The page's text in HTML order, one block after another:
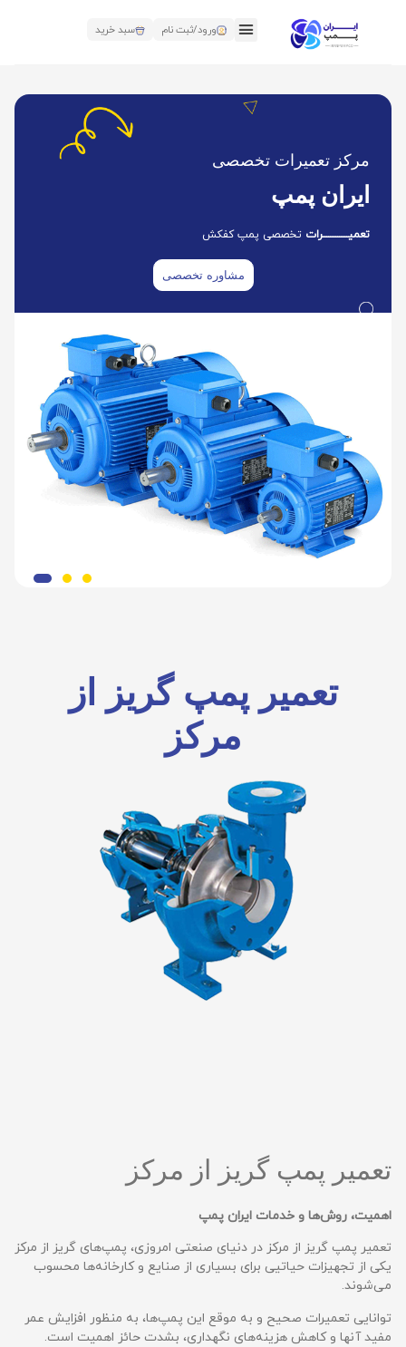
ورود/ثبت نام سبد خرید
مرکز تعمیرات تخصصی
ایران پمپ
تعمیــــــــــــــرات تخصصی پمپ کفکش
مشاوره تخصصی
تعمیر پمپ گریز از
مرکز
تعمیر پمپ گریز از مرکز
اهمیت، روش‌ها و خدمات ایران پمپ
تعمیر پمپ گریز از مرکز در دنیای صنعتی امروزی، پمپ‌های گریز از مرکز
یکی از تجهیزات حیاتیی برای بسیاری از صنایع و کارخانه‌ها محسوب
می‌شوند.
توانایی تعمیرات صحیح و به موقع این پمپ‌ها، به منظور افزایش عمر
مفید آنها و کاهش هزینه‌های نگهداری، بشدت حائز اهمیت است.